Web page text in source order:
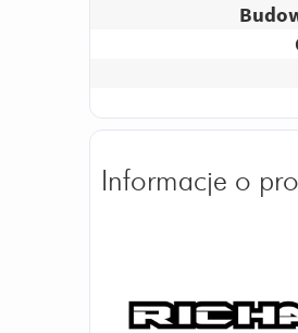
Informacje o